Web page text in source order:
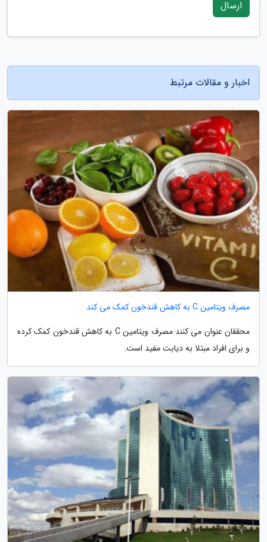
ارسال
اخبار و مقالات مرتبط
مصرف ویتامین C به کاهش قندخون کمک می کند
محققان عنوان می کنند مصرف ویتامین C به کاهش قندخون کمک کرده
و برای افراد مبتلا به دیابت مفید است.